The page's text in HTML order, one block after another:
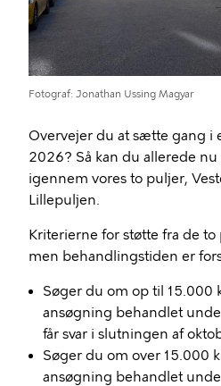
Fotograf Jonathan Ussing Magyar
Overvejer du at sætte gang i
2026? Så kan du allerede nu
igennem vores to puljer,
Lillepuljen.
Kriterierne for støtte fra de
men behandlingstiden er
Søger du om op til 15.000
ansøgning behandlet
får svar i slutningen af
Søger du om over 15.000
ansøgning behandlet